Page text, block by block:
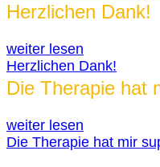
Herzlichen Dank!
weiter lesen
Herzlichen Dank!
Die Therapie hat
weiter lesen
Die Therapie hat mir